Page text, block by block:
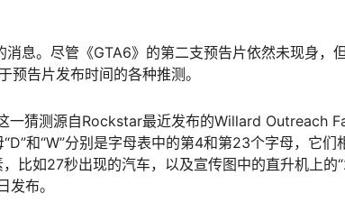
息。尽管《GTA6》的第二支预告片依然未现身，
告片发布时间的各种推测。
一猜测源自Rockstar最近发布的Willard Outreach
和“W”分别是字母表中的第4和第23个字母，它们
比如27秒出现的汽车，以及宣传图中的直升机上的
布。